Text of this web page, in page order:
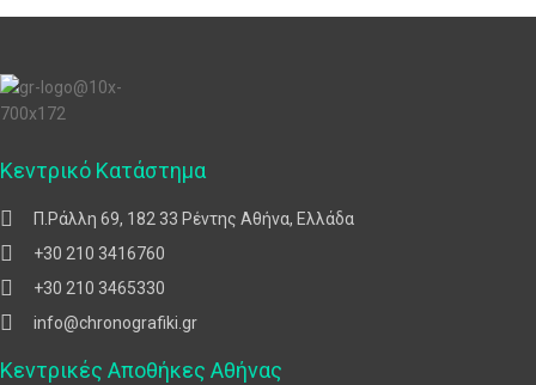
Κεντρικό Κατάστημα
Π.Ράλλη 69, 182 33 Ρέντης Αθήνα, Ελλάδα
+30 210 3416760
+30 210 3465330
info@chronografiki.gr
Κεντρικές Αποθήκες Αθήνας